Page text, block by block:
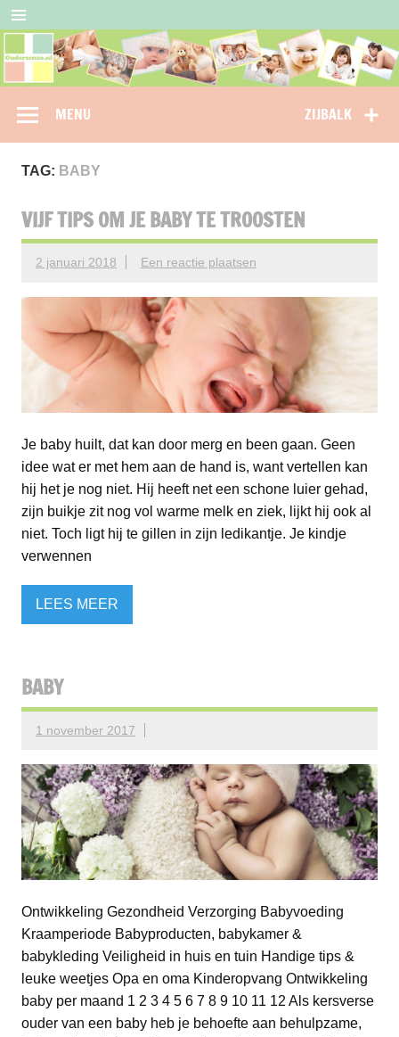
naar
inhoud
Oudersenzo
ZIJBALK
MENU
TAG: BABY
VIJF TIPS OM JE BABY TE TROOSTEN
2 januari 2018 Een reactie plaatsen
Je baby huilt, dat kan door merg en been gaan. Geen
idee wat er met hem aan de hand is, want vertellen kan
hij het je nog niet. Hij heeft net een schone luier gehad,
zijn buikje zit nog vol warme melk en ziek, lijkt hij ook al
niet. Toch ligt hij te gillen in zijn ledikantje. Je kindje
verwennen
LEES MEER
BABY
1 november 2017
Ontwikkeling Gezondheid Verzorging Babyvoeding
Kraamperiode Babyproducten, babykamer &
babykleding Veiligheid in huis en tuin Handige tips &
leuke weetjes Opa en oma Kinderopvang Ontwikkeling
baby per maand 1 2 3 4 5 6 7 8 9 10 11 12 Als kersverse
ouder van een baby heb je behoefte aan behulpzame,